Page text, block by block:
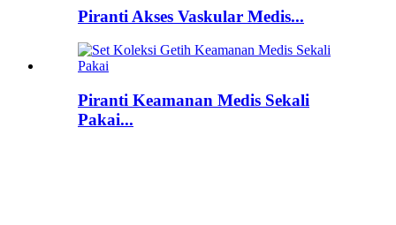
Piranti Akses Vaskular Medis...
Piranti Keamanan Medis Sekali
Pakai...